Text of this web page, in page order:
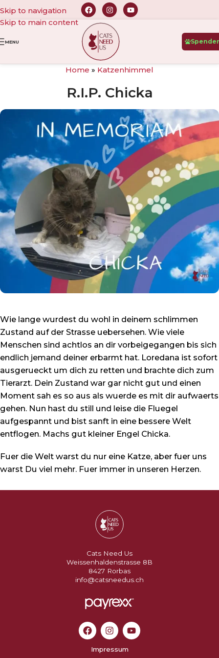
Skip to navigation
Skip to main content
MENU
Home » Katzenhimmel
R.I.P. Chicka
Wie lange wurdest du wohl in deinem schlimmen
Zustand auf der Strasse uebersehen. Wie viele
Menschen sind achtlos an dir vorbeigegangen bis sich
endlich jemand deiner erbarmt hat. Loredana ist sofort
ausgerueckt um dich zu retten und brachte dich zum
Tierarzt. Dein Zustand war gar nicht gut und einen
Moment sah es so aus als wuerde es mit dir aufwaerts
gehen. Nun hast du still und leise die Fluegel
aufgespannt und bist sanft in eine bessere Welt
entflogen. Machs gut kleiner Engel Chicka.
Fuer die Welt warst du nur eine Katze, aber fuer uns
warst Du viel mehr. Fuer immer in unseren Herzen.
Cats Need Us
Weissenhaldenstrasse 8B
8427 Rorbas
info@catsneedus.ch
Impressum